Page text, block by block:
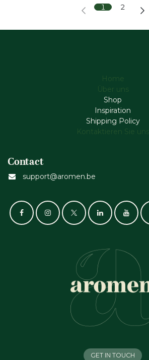
1 2
Home
Über uns
Shop
Inspiration
Shipping Policy
Kontaktieren Sie uns
Contact
support@aromen.be
GET IN TOUCH